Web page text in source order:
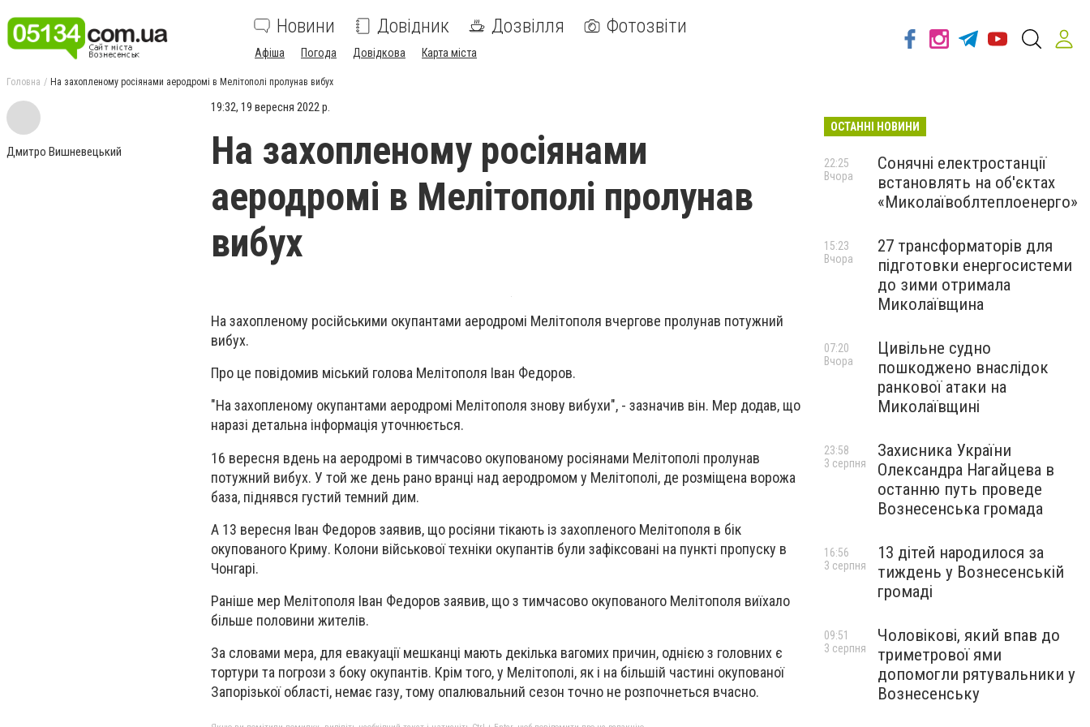
Новини Довідник Дозвілля Фотозвіти
Афіша Погода Довідкова Карта міста
Головна На захопленому росіянами аеродромі в Мелітополі пролунав вибух
Дмитро Вишневецький
19:32, 19 вересня 2022 р.
На захопленому росіянами
аеродромі в Мелітополі пролунав
вибух
На захопленому російськими окупантами аеродромі Мелітополя вчергове пролунав потужний
вибух.
Про це повідомив міський голова Мелітополя Іван Федоров.
"На захопленому окупантами аеродромі Мелітополя знову вибухи", - зазначив він. Мер додав, що
наразі детальна інформація уточнюється.
16 вересня вдень на аеродромі в тимчасово окупованому росіянами Мелітополі пролунав
потужний вибух. У той же день рано вранці над аеродромом у Мелітополі, де розміщена ворожа
база, піднявся густий темний дим.
А 13 вересня Іван Федоров заявив, що росіяни тікають із захопленого Мелітополя в бік
окупованого Криму. Колони військової техніки окупантів були зафіксовані на пункті пропуску в
Чонгарі.
Раніше мер Мелітополя Іван Федоров заявив, що з тимчасово окупованого Мелітополя виїхало
більше половини жителів.
За словами мера, для евакуації мешканці мають декілька вагомих причин, однією з головних є
тортури та погрози з боку окупантів. Крім того, у Мелітополі, як і на більшій частині окупованої
Запорізької області, немає газу, тому опалювальний сезон точно не розпочнеться вчасно.
ОСТАННІ НОВИНИ
Сонячні електростанції
встановлять на об'єктах
«Миколаївоблтеплоенерго»
22:25
Вчора
27 трансформаторів для
підготовки енергосистеми
до зими отримала
Миколаївщина
15:23
Вчора
Цивільне судно
пошкоджено внаслідок
ранкової атаки на
Миколаївщині
07:20
Вчора
Захисника України
Олександра Нагайцева в
останню путь проведе
Вознесенська громада
23:58
3 серпня
13 дітей народилося за
тиждень у Вознесенській
громаді
16:56
3 серпня
Чоловікові, який впав до
триметрової ями
допомогли рятувальники у
Вознесенську
09:51
3 серпня